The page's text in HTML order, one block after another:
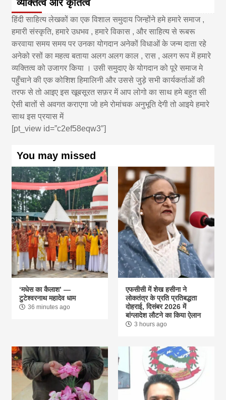
व्यक्तित्व और कृतित्व
हिंदी साहित्य लेखकों का एक विशाल समुदाय जिन्होंने हमे हमारे समाज ,
हमारी संस्कृति, हमारे उधभव , हमारे विकास , और साहित्य से रूबरू
करवाया समय समय पर उनका योगदान अनेकों विधाओं के जन्म दाता रहे
अनेको रसों का महत्व बताया अलग अलग काल , रास , अलग रूप में हमारे
व्यक्तित्व को उजागर किया । उसी समुदाए के योगदान को पूरे समाज मे
पहुँचाने की एक कोशिश हिमालिनी और उससे जुड़े सभी कार्यकर्ताओं की
तरफ से तो आइए इस खूबसूरत सफ़र में आप लोगो का साथ हमे बहुत सी
ऐसी बातों से अवगत कराएगा जो हमे रोमांचक अनुभूति देगी तो आइये हमारे
साथ इस प्रयास में
[pt_view id=”c2ef58eqw3″]
You may missed
‘मधेस का कैलाश’ —
टुटेश्वरनाथ महादेव धाम
36 minutes ago
एफसीसी में शेख हसीना ने
लोकतंत्र के प्रति प्रतिबद्धता
दोहराई, दिसंबर 2026 में
बांग्लादेश लौटने का किया ऐलान
3 hours ago